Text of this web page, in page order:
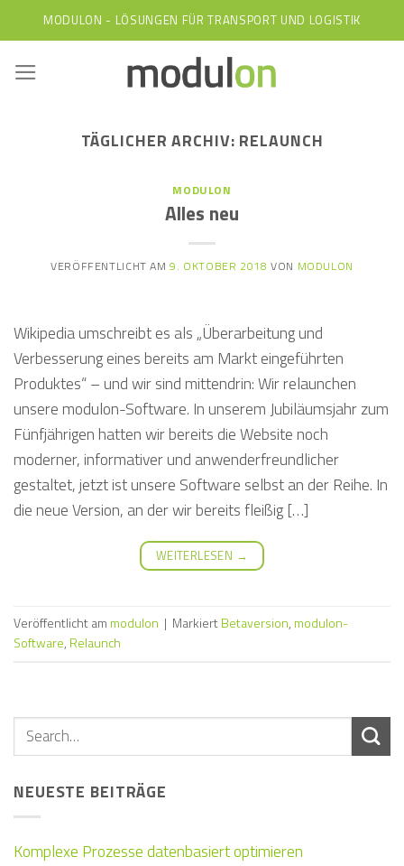
to
content
MODULON - LÖSUNGEN FÜR TRANSPORT UND LOGISTIK
TÄGLICHER ARCHIV: RELAUNCH
MODULON
Alles neu
VERÖFFENTLICHT AM9. OKTOBER 2018 VON MODULON
Wikipedia umschreibt es als „Überarbeitung und
Verbesserung eines bereits am Markt eingeführten
Produktes“ – und wir sind mittendrin: Wir relaunchen
unsere modulon-Software. In unserem Jubiläumsjahr zum
Fünfjährigen hatten wir bereits die Website noch
moderner, informativer und anwenderfreundlicher
gestaltet, jetzt ist unsere Software selbst an der Reihe. In
die neue Version, an der wir bereits fleißig […]
WEITERLESEN →
Veröffentlicht am modulon | MarkiertBetaversion, modulon-
Software, Relaunch
NEUESTE BEITRÄGE
Komplexe Prozesse datenbasiert optimieren